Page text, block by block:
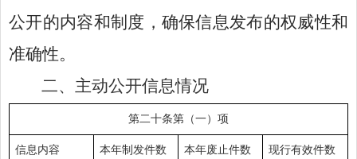
公开的内容和制度，确保信息发布的权威性和
准确性。
二、主动公开信息情况
第二十条第（一）项
信息内容 本年制发件数 本年废止件数 现行有效件数